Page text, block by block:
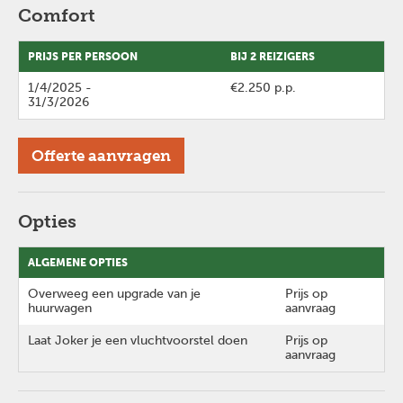
Comfort
PRIJS PER PERSOON BIJ 2 REIZIGERS
1/4/2025 -
31/3/2026
€2.250 p.p.
Offerte aanvragen
Opties
ALGEMENE OPTIES
Overweeg een upgrade van je
huurwagen
Prijs op
aanvraag
Laat Joker je een vluchtvoorstel doen
Prijs op
aanvraag